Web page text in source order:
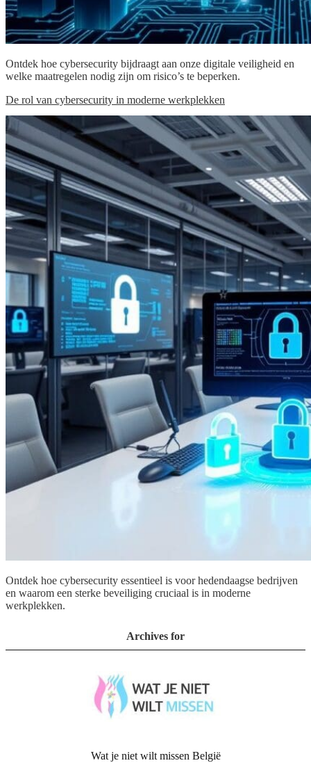
Ontdek hoe cybersecurity bijdraagt aan onze digitale veiligheid en
welke maatregelen nodig zijn om risico’s te beperken.
De rol van cybersecurity in moderne werkplekken
Ontdek hoe cybersecurity essentieel is voor hedendaagse bedrijven
en waarom een sterke beveiliging cruciaal is in moderne
werkplekken.
Archives for
Wat je niet wilt missen België